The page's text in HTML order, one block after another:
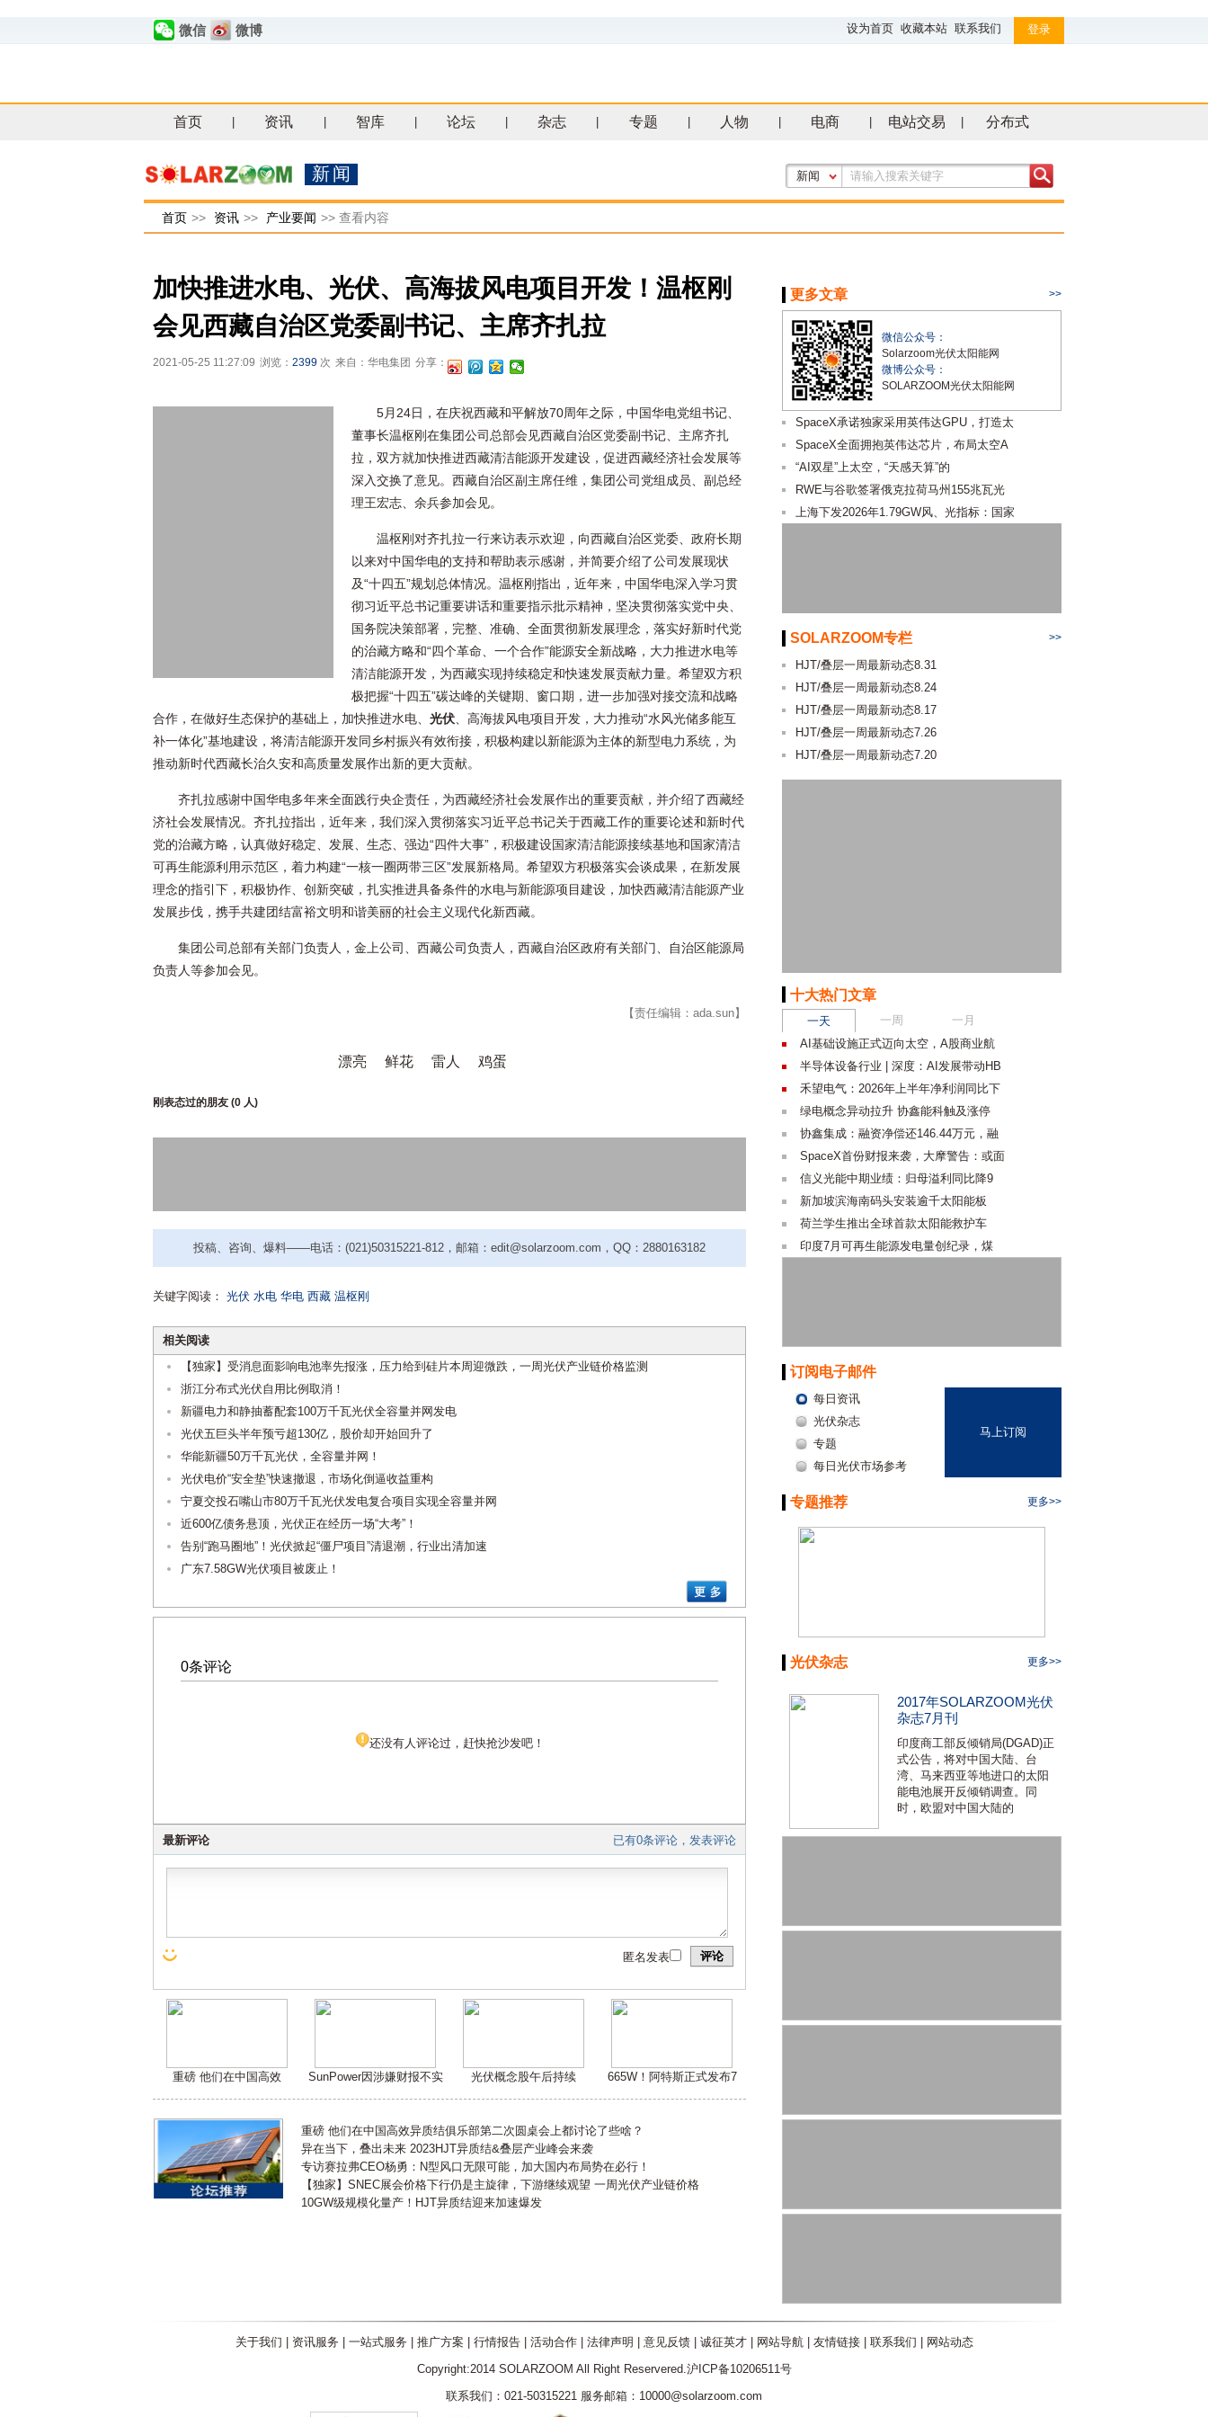
微信 微博 设为首页 收藏本站 联系我们 登录
首页 资讯 智库 论坛 杂志 专题 人物 电商 电站交易 分布式
新闻 新闻
首页 >> 资讯 >> 产业要闻 >> 查看内容
加快推进水电、光伏、高海拔风电项目开发！温枢刚
会见西藏自治区党委副书记、主席齐扎拉
2021-05-25 11:27:09 浏览： 2399 次 来自：华电集团 分享：
5月24日，在庆祝西藏和平解放70周年之际，中国华电党组书记、
董事长温枢刚在集团公司总部会见西藏自治区党委副书记、主席齐扎
拉，双方就加快推进西藏清洁能源开发建设，促进西藏经济社会发展等
深入交换了意见。西藏自治区副主席任维，集团公司党组成员、副总经
理王宏志、余兵参加会见。
温枢刚对齐扎拉一行来访表示欢迎，向西藏自治区党委、政府长期
以来对中国华电的支持和帮助表示感谢，并简要介绍了公司发展现状
及“十四五”规划总体情况。温枢刚指出，近年来，中国华电深入学习贯
彻习近平总书记重要讲话和重要指示批示精神，坚决贯彻落实党中央、
国务院决策部署，完整、准确、全面贯彻新发展理念，落实好新时代党
的治藏方略和“四个革命、一个合作”能源安全新战略，大力推进水电等
清洁能源开发，为西藏实现持续稳定和快速发展贡献力量。希望双方积
极把握“十四五”碳达峰的关键期、窗口期，进一步加强对接交流和战略
合作，在做好生态保护的基础上，加快推进水电、 光伏 、高海拔风电项目开发，大力推动“水风光储多能互
补一体化”基地建设，将清洁能源开发同乡村振兴有效衔接，积极构建以新能源为主体的新型电力系统，为
推动新时代西藏长治久安和高质量发展作出新的更大贡献。
齐扎拉感谢中国华电多年来全面践行央企责任，为西藏经济社会发展作出的重要贡献，并介绍了西藏经
济社会发展情况。齐扎拉指出，近年来，我们深入贯彻落实习近平总书记关于西藏工作的重要论述和新时代
党的治藏方略，认真做好稳定、发展、生态、强边“四件大事”，积极建设国家清洁能源接续基地和国家清洁
可再生能源利用示范区，着力构建“一核一圈两带三区”发展新格局。希望双方积极落实会谈成果，在新发展
理念的指引下，积极协作、创新突破，扎实推进具备条件的水电与新能源项目建设，加快西藏清洁能源产业
发展步伐，携手共建团结富裕文明和谐美丽的社会主义现代化新西藏。
集团公司总部有关部门负责人，金上公司、西藏公司负责人，西藏自治区政府有关部门、自治区能源局
负责人等参加会见。
【责任编辑：ada.sun】
漂亮 鲜花 雷人 鸡蛋
刚表态过的朋友 (0 人)
投稿、咨询、爆料——电话：(021)50315221-812，邮箱：edit@solarzoom.com，QQ：2880163182
关键字阅读： 光伏 水电 华电 西藏 温枢刚
相关阅读
【独家】受消息面影响电池率先报涨，压力给到硅片本周迎微跌，一周光伏产业链价格监测
浙江分布式光伏自用比例取消！
新疆电力和静抽蓄配套100万千瓦光伏全容量并网发电
光伏五巨头半年预亏超130亿，股价却开始回升了
华能新疆50万千瓦光伏，全容量并网！
光伏电价“安全垫”快速撤退，市场化倒逼收益重构
宁夏交投石嘴山市80万千瓦光伏发电复合项目实现全容量并网
近600亿债务悬顶，光伏正在经历一场“大考”！
告别“跑马圈地”！光伏掀起“僵尸项目”清退潮，行业出清加速
广东7.58GW光伏项目被废止！
0条评论
还没有人评论过，赶快抢沙发吧！
已有0条评论，发表评论
最新评论
评论
匿名发表
重磅 他们在中国高效 SunPower因涉嫌财报不实 光伏概念股午后持续 665W！阿特斯正式发布7
重磅 他们在中国高效异质结俱乐部第二次圆桌会上都讨论了些啥？
异在当下，叠出未来 2023HJT异质结&叠层产业峰会来袭
专访赛拉弗CEO杨勇：N型风口无限可能，加大国内布局势在必行！
【独家】SNEC展会价格下行仍是主旋律，下游继续观望 一周光伏产业链价格
10GW级规模化量产！HJT异质结迎来加速爆发
更多文章 >>
微信公众号：
Solarzoom光伏太阳能网
微博公众号：
SOLARZOOM光伏太阳能网
SpaceX承诺独家采用英伟达GPU，打造太
SpaceX全面拥抱英伟达芯片，布局太空A
“AI双星”上太空，“天感天算”的
RWE与谷歌签署俄克拉荷马州155兆瓦光
上海下发2026年1.79GW风、光指标：国家
SOLARZOOM专栏 >>
HJT/叠层一周最新动态8.31
HJT/叠层一周最新动态8.24
HJT/叠层一周最新动态8.17
HJT/叠层一周最新动态7.26
HJT/叠层一周最新动态7.20
十大热门文章
一天 一周
一月
AI基础设施正式迈向太空，A股商业航
半导体设备行业 | 深度：AI发展带动HB
禾望电气：2026年上半年净利润同比下
绿电概念异动拉升 协鑫能科触及涨停
协鑫集成：融资净偿还146.44万元，融
SpaceX首份财报来袭，大摩警告：或面
信义光能中期业绩：归母溢利同比降9
新加坡滨海南码头安装逾千太阳能板
荷兰学生推出全球首款太阳能救护车
印度7月可再生能源发电量创纪录，煤
订阅电子邮件
每日资讯
光伏杂志
专题
每日光伏市场参考
马上订阅
专题推荐 更多>>
光伏杂志 更多>>
2017年SOLARZOOM光伏
杂志7月刊
印度商工部反倾销局(DGAD)正
式公告，将对中国大陆、台
湾、马来西亚等地进口的太阳
能电池展开反倾销调查。同
时，欧盟对中国大陆的
关于我们 资讯服务 一站式服务 推广方案 行情报告| 活动合作| 法律声明 意见反馈| 诚征英才| 网站导航| 友情链接| 联系我们
网站动态
Copyright:2014 SOLARZOOM All Right Reservered.沪ICP备10206511号
联系我们：021-50315221 服务邮箱：10000@solarzoom.com